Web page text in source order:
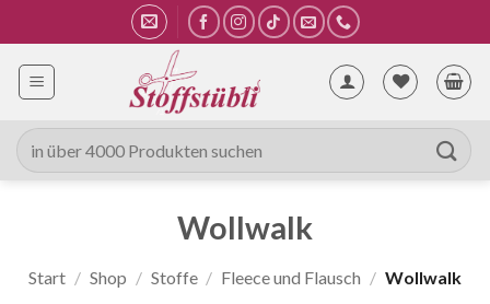
Inhalt
springen
Suche
nach:
Wollwalk
Start / Shop / Stoffe / Fleece und Flausch / Wollwalk